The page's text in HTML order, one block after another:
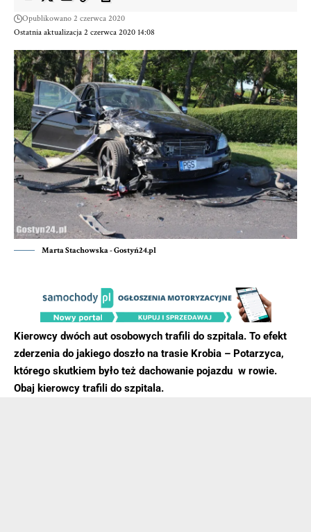
Ostatnia aktualizacja 2 czerwca 2020 14:08
Opublikowano 2 czerwca 2020
Marta Stachowska - Gostyń24.pl
Kierowcy dwóch aut osobowych trafili do szpitala. To efekt
zderzenia do jakiego doszło na trasie Krobia – Potarzyca,
którego skutkiem było też dachowanie pojazdu w rowie.
Obaj kierowcy trafili do szpitala.